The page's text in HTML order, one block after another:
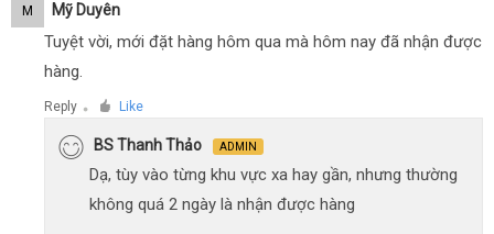
M Mỹ Duyên
Tuyệt vời, mới đặt hàng hôm qua mà hôm nay đã nhận được
hàng.
Reply ● Like
BS Thanh Thảo ADMIN
Dạ, tùy vào từng khu vực xa hay gần, nhưng thường
không quá 2 ngày là nhận được hàng